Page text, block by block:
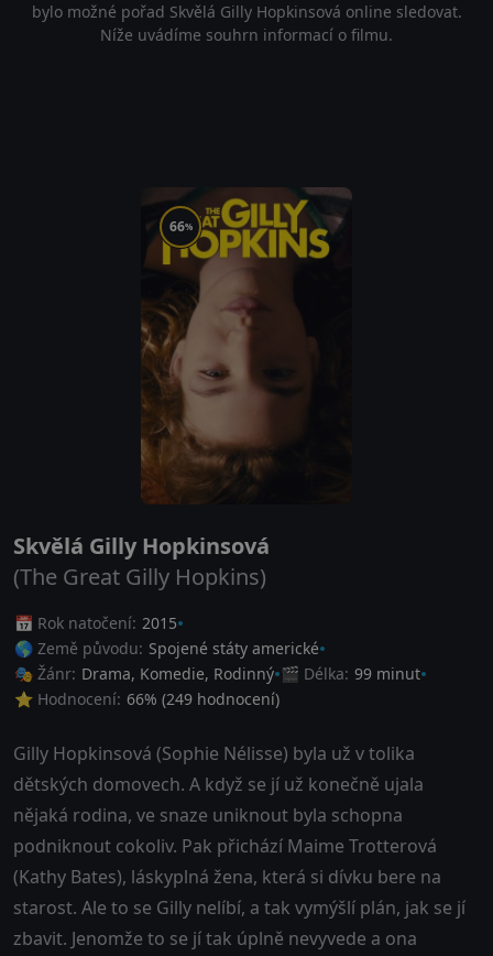
bylo možné pořad Skvělá Gilly Hopkinsová online sledovat.
Níže uvádíme souhrn informací o filmu.
66%
Skvělá Gilly Hopkinsová
(The Great Gilly Hopkins)
📅 Rok natočení: 2015
🌎 Země původu: Spojené státy americké
🎭 Žánr: Drama, Komedie, Rodinný 🎬 Délka: 99 minut
⭐ Hodnocení: 66% (249 hodnocení)
Gilly Hopkinsová (Sophie Nélisse) byla už v tolika
dětských domovech. A když se jí už konečně ujala
nějaká rodina, ve snaze uniknout byla schopna
podniknout cokoliv. Pak přichází Maime Trotterová
(Kathy Bates), láskyplná žena, která si dívku bere na
starost. Ale to se Gilly nelíbí, a tak vymýšlí plán, jak se jí
zbavit. Jenomže to se jí tak úplně nevyvede a ona